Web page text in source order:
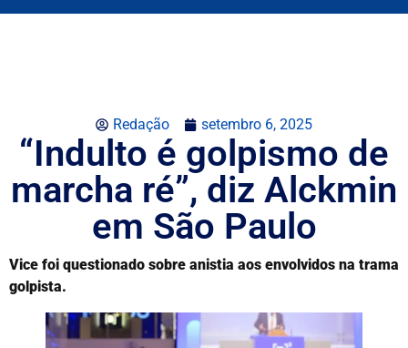
Redação setembro 6, 2025
“Indulto é golpismo de
marcha ré”, diz Alckmin
em São Paulo
Vice foi questionado sobre anistia aos envolvidos na trama
golpista.